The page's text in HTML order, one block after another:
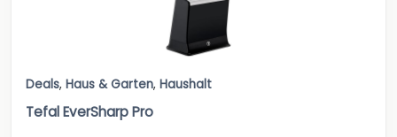
Deals, Haus & Garten, Haushalt
Tefal EverSharp Pro